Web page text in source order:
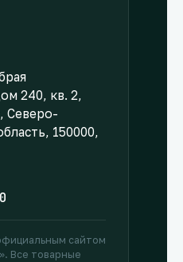
240, кв. 2,
Северо-
150000,
сайтом
Все товарные